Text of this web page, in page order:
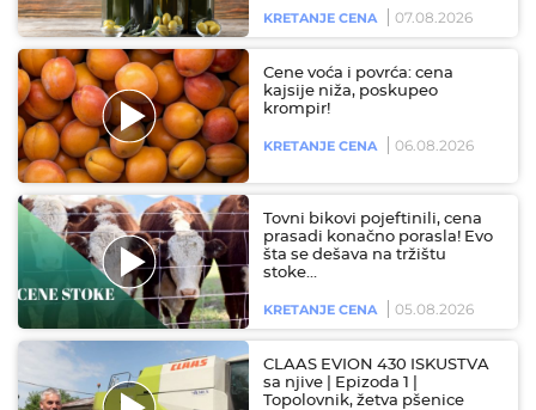
KRETANJE CENA 07.08.2026
Cene voća i povrća: cena
kajsije niža, poskupeo
krompir!
KRETANJE CENA 06.08.2026
Tovni bikovi pojeftinili, cena
prasadi konačno porasla! Evo
šta se dešava na tržištu
stoke…
KRETANJE CENA 05.08.2026
CLAAS EVION 430 ISKUSTVA
sa njive | Epizoda 1 |
Topolovnik, žetva pšenice